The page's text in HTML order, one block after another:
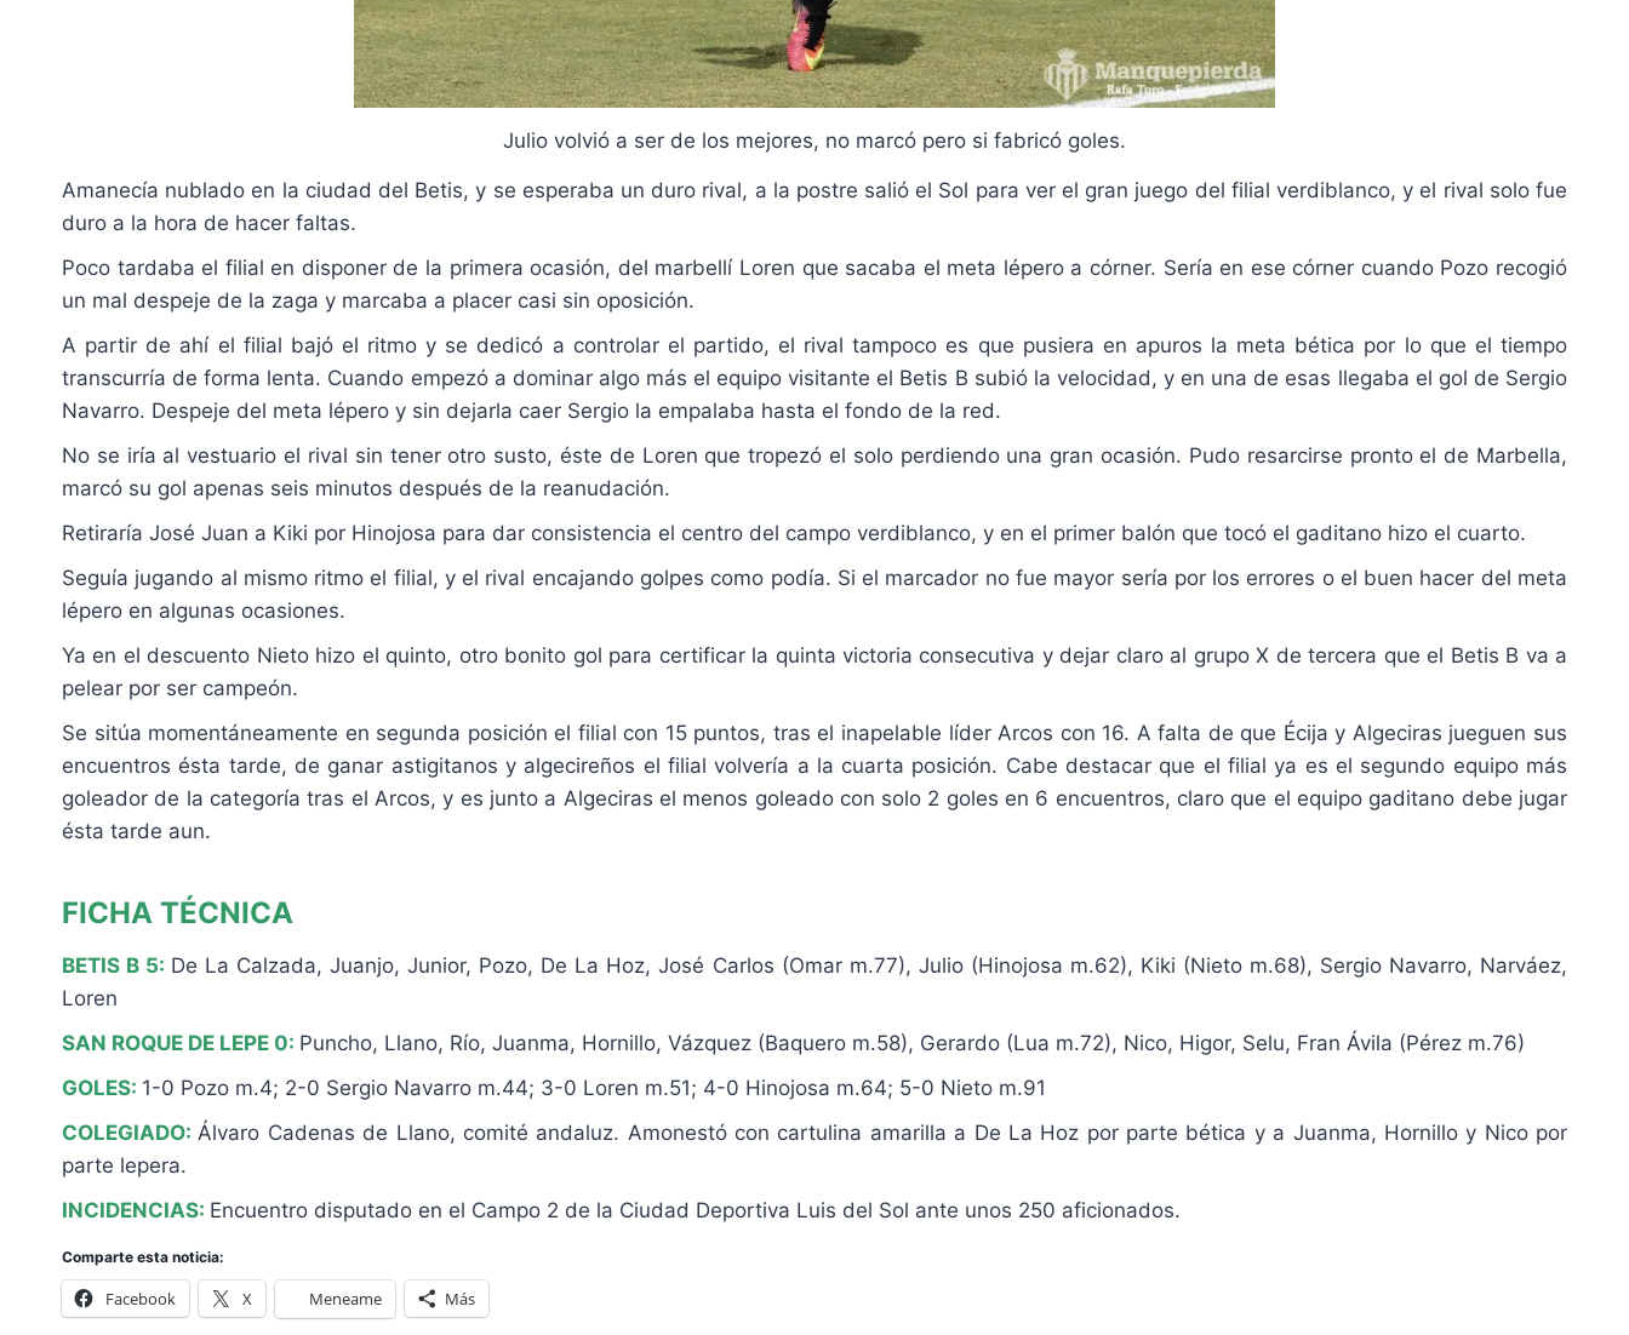
Julio volvió a ser de los mejores, no marcó pero si fabricó goles.
Amanecía nublado en la ciudad del Betis, y se esperaba un duro rival, a la postre salió el Sol para ver el gran juego del filial verdiblanco, y el rival solo fue
duro a la hora de hacer faltas.
Poco tardaba el filial en disponer de la primera ocasión, del marbellí Loren que sacaba el meta lépero a córner. Sería en ese córner cuando Pozo recogió
un mal despeje de la zaga y marcaba a placer casi sin oposición.
A partir de ahí el filial bajó el ritmo y se dedicó a controlar el partido, el rival tampoco es que pusiera en apuros la meta bética por lo que el tiempo
transcurría de forma lenta. Cuando empezó a dominar algo más el equipo visitante el Betis B subió la velocidad, y en una de esas llegaba el gol de Sergio
Navarro. Despeje del meta lépero y sin dejarla caer Sergio la empalaba hasta el fondo de la red.
No se iría al vestuario el rival sin tener otro susto, éste de Loren que tropezó el solo perdiendo una gran ocasión. Pudo resarcirse pronto el de Marbella,
marcó su gol apenas seis minutos después de la reanudación.
Retiraría José Juan a Kiki por Hinojosa para dar consistencia el centro del campo verdiblanco, y en el primer balón que tocó el gaditano hizo el cuarto.
Seguía jugando al mismo ritmo el filial, y el rival encajando golpes como podía. Si el marcador no fue mayor sería por los errores o el buen hacer del meta
lépero en algunas ocasiones.
Ya en el descuento Nieto hizo el quinto, otro bonito gol para certificar la quinta victoria consecutiva y dejar claro al grupo X de tercera que el Betis B va a
pelear por ser campeón.
Se sitúa momentáneamente en segunda posición el filial con 15 puntos, tras el inapelable líder Arcos con 16. A falta de que Écija y Algeciras jueguen sus
encuentros ésta tarde, de ganar astigitanos y algecireños el filial volvería a la cuarta posición. Cabe destacar que el filial ya es el segundo equipo más
goleador de la categoría tras el Arcos, y es junto a Algeciras el menos goleado con solo 2 goles en 6 encuentros, claro que el equipo gaditano debe jugar
ésta tarde aun.
FICHA TÉCNICA
BETIS B 5: De La Calzada, Juanjo, Junior, Pozo, De La Hoz, José Carlos (Omar m.77), Julio (Hinojosa m.62), Kiki (Nieto m.68), Sergio Navarro, Narváez,
Loren
SAN ROQUE DE LEPE 0: Puncho, Llano, Río, Juanma, Hornillo, Vázquez (Baquero m.58), Gerardo (Lua m.72), Nico, Higor, Selu, Fran Ávila (Pérez m.76)
GOLES: 1-0 Pozo m.4; 2-0 Sergio Navarro m.44; 3-0 Loren m.51; 4-0 Hinojosa m.64; 5-0 Nieto m.91
COLEGIADO: Álvaro Cadenas de Llano, comité andaluz. Amonestó con cartulina amarilla a De La Hoz por parte bética y a Juanma, Hornillo y Nico por
parte lepera.
INCIDENCIAS: Encuentro disputado en el Campo 2 de la Ciudad Deportiva Luis del Sol ante unos 250 aficionados.
Comparte esta noticia:
Facebook X Meneame Más